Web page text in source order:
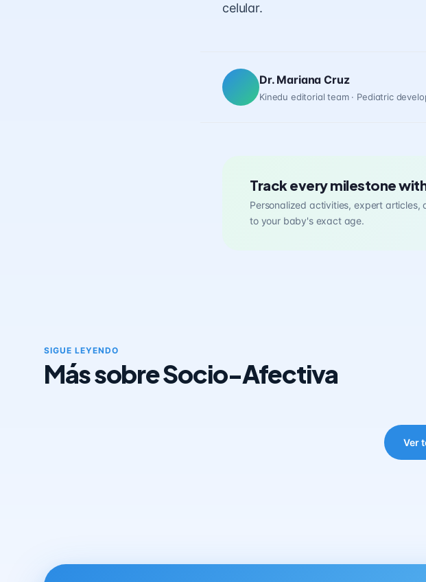
celular.
Dr. Mariana Cruz
Kinedu editorial team · Pediatric
Track every milestone
Personalized activities, expert
to your baby's exact age.
SIGUE LEYENDO
Más sobre Socio-Afectiva
Ver